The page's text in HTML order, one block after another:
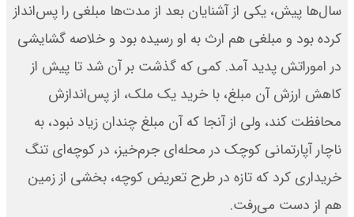
سال‌ها پیش، یکی از آشنایان‌ بعد از مدت‌ها مبلغی را پس‌انداز
کرده بود و مبلغی هم ارث به او رسیده بود و خلاصه گشایشی
در اموراتش پدید آمد. کمی که گذشت بر آن شد تا پیش از
کاهش ارزش آن مبلغ، با خرید یک ملک، از پس‌اندازش
محافظت کند، ولی از آنجا که آن مبلغ چندان زیاد نبود، به
ناچار آپارتمانی کوچک در محله‌ای جرم‌خیز، در کوچه‌ای تنگ
خریداری کرد که تازه‌ در طرح تعریض کوچه، بخشی از زمین
هم از دست می‌رفت.